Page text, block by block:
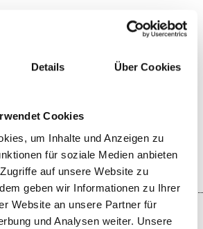
Details Über Cookies
Cookies
um Inhalte und Anzeigen zu
für soziale Medien anbieten
auf unsere Website zu
geben wir Informationen zu Ihrer
Website an unsere Partner für
und Analysen weiter. Unsere